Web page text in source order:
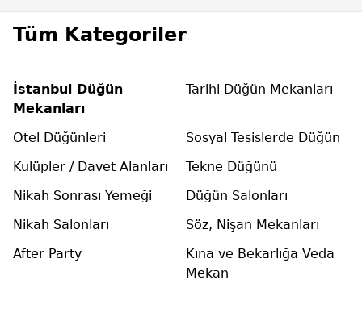
Tüm Kategoriler
İstanbul Düğün
Mekanları
Tarihi Düğün Mekanları
Otel Düğünleri
Sosyal Tesislerde Düğün
Kulüpler / Davet Alanları
Tekne Düğünü
Nikah Sonrası Yemeği
Düğün Salonları
Nikah Salonları
Söz, Nişan Mekanları
After Party
Kına ve Bekarlığa Veda
Mekan